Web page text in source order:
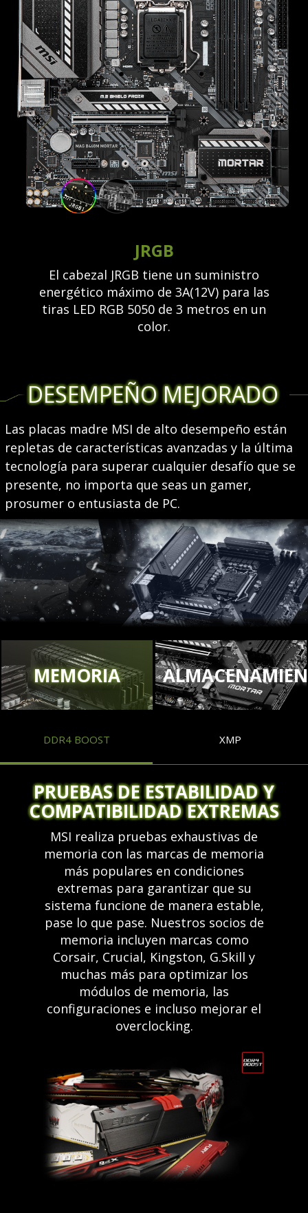
JRGB
El cabezal JRGB tiene un suministro
energético máximo de 3A(12V) para las
tiras LED RGB 5050 de 3 metros en un
color.
DESEMPEÑO MEJORADO
Las placas madre MSI de alto desempeño están
repletas de características avanzadas y la última
tecnología para superar cualquier desafío que se
presente, no importa que seas un gamer,
prosumer o entusiasta de PC.
MEMORIA
DDR4 BOOST XMP
PRUEBAS DE ESTABILIDAD Y
COMPATIBILIDAD EXTREMAS
MSI realiza pruebas exhaustivas de
memoria con las marcas de memoria
más populares en condiciones
extremas para garantizar que su
sistema funcione de manera estable,
pase lo que pase. Nuestros socios de
memoria incluyen marcas como
Corsair, Crucial, Kingston, G.Skill y
muchas más para optimizar los
módulos de memoria, las
configuraciones e incluso mejorar el
overclocking.